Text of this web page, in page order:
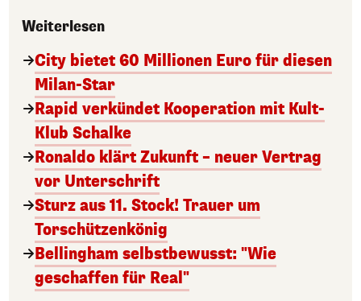
Weiterlesen
City bietet 60 Millionen Euro für diesen
Milan-Star
Rapid verkündet Kooperation mit Kult-
Klub Schalke
Ronaldo klärt Zukunft – neuer Vertrag
vor Unterschrift
Sturz aus 11. Stock! Trauer um
Torschützenkönig
Bellingham selbstbewusst: "Wie
geschaffen für Real"